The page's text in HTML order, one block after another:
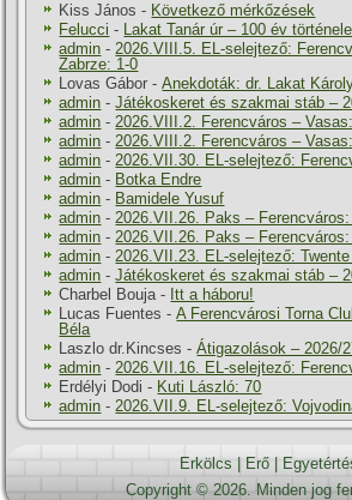
Kiss János - Következő mérkőzések
Felucci - Lakat Tanár úr – 100 év
admin -2026.VIII.5. EL-selejtező:
Zabrze: 1-0
Lovas Gábor -Anekdoták: dr. Lakat
admin -Játékoskeret és szakmai stáb –
admin -2026.VIII.2. Ferencváros –
admin -2026.VIII.2. Ferencváros –
admin -2026.VII.30. EL-selejtező:
admin - Botka Endre
admin - Bamidele Yusuf
admin -2026.VII.26. Paks – Ferencváros:
admin -2026.VII.26. Paks – Ferencváros:
admin -2026.VII.23. EL-selejtező:
admin -Játékoskeret és szakmai stáb –
Charbel Bouja- Itt a háboru!
Lucas Fuentes -A Ferencvárosi Torna
Béla
Laszlo dr.Kincses -Átigazolások – 2026/
admin -2026.VII.16. EL-selejtező:
Erdélyi Dodi - Kuti László: 70
admin -2026.VII.9. EL-selejtező:
Erkölcs Erő|
Copyright © 2026. Minden jog